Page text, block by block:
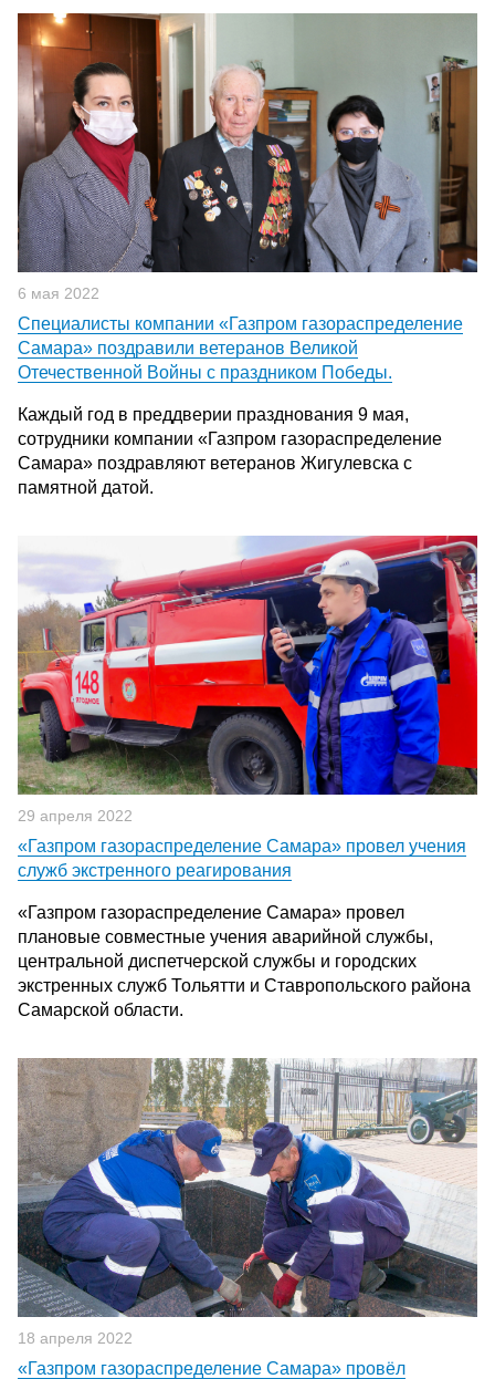
6 мая 2022
Специалисты компании «Газпром газораспределение
Самара» поздравили ветеранов Великой
Отечественной Войны с праздником Победы.
Каждый год в преддверии празднования 9 мая,
сотрудники компании «Газпром газораспределение
Самара» поздравляют ветеранов Жигулевска с
памятной датой.
29 апреля 2022
«Газпром газораспределение Самара» провел учения
служб экстренного реагирования
«Газпром газораспределение Самара» провел
плановые совместные учения аварийной службы,
центральной диспетчерской службы и городских
экстренных служб Тольятти и Ставропольского района
Самарской области.
18 апреля 2022
«Газпром газораспределение Самара» провёл